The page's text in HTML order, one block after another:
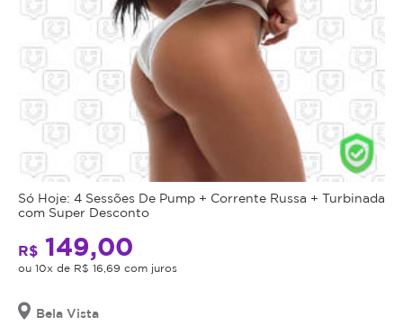
Só Hoje: 4 Sessões De Pump + Corrente Russa + Turbinada
com Super Desconto
R$ 149,00
ou 10x de R$ 16,69 com juros
Bela Vista